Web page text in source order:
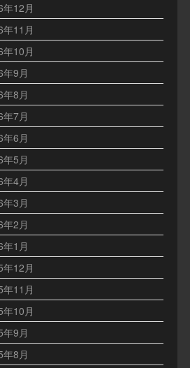
12月
11月
10月
9月
8月
7月
6月
5月
4月
3月
2月
1月
12月
11月
10月
9月
8月